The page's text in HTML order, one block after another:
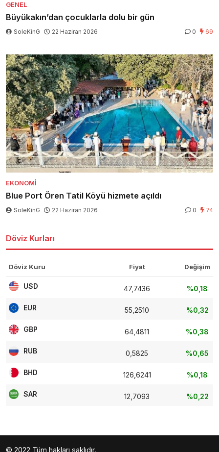
GENEL
Büyükakın’dan çocuklarla dolu bir gün
SoleKinG 22 Haziran 2026 0 69
EKONOMI
Blue Port Ören Tatil Köyü hizmete açıldı
SoleKinG 22 Haziran 2026 0 74
Döviz Kurları
Döviz Kuru Fiyat Değişim
USD 47,7436 %0,18
EUR 55,2510 %0,32
GBP 64,4811 %0,38
RUB 0,5825 %0,65
BHD 126,6241 %0,18
SAR 12,7093 %0,22
© 2022 Tüm hakları saklıdır.